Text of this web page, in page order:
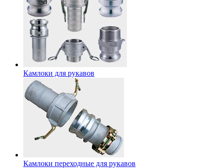
Камлоки для рукавов
Камлоки переходные для рукавов